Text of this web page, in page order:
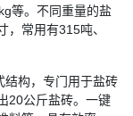
等。不同重量的盐
常用有315吨、
结构，专门用于盐砖
20公斤盐砖。一键